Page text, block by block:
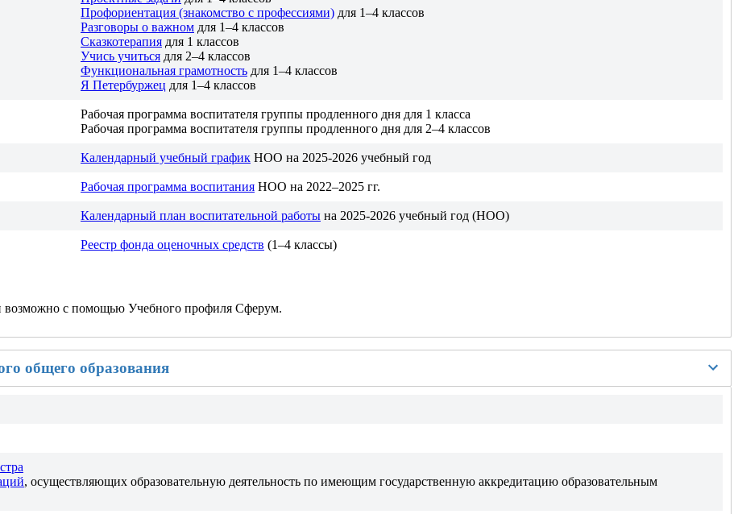
Профориентация (знакомство с профессиями) для 1–4 классов
Разговоры о важном для 1–4 классов
Сказкотерапия для 1 классов
Учись учиться для 2–4 классов
Функциональная грамотность для 1–4 классов
Я Петербуржец для 1–4 классов
Рабочая программа воспитателя группы продленного дня для 1 класса
Рабочая программа воспитателя группы продленного дня для 2–4 классов
Календарный учебный график НОО на 2025-2026 учебный год
Рабочая программа воспитания НОО на 2022–2025 гг.
Календарный план воспитательной работы на 2025-2026 учебный год (НОО)
Реестр фонда оценочных средств (1–4 классы)
возможно с помощью Учебного профиля Сферум.
общего образования
, осуществляющих образовательную деятельность по имеющим государственную аккредитацию образовательным